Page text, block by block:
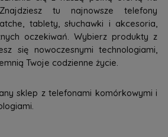
tu najnowsze telefony
tablety, słuchawki i akcesoria,
oczekiwań. Wybierz produkty z
się nowoczesnymi technologiami,
Twoje codzienne życie.
sklep z telefonami komórkowymi i